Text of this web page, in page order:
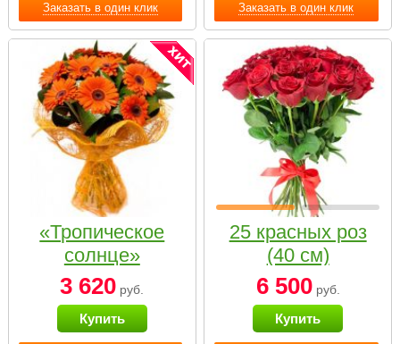
Заказать в один клик Заказать в один клик
«Тропическое
солнце»
3 620 руб.
Купить
25 красных роз
(40 см)
6 500руб.
Купить